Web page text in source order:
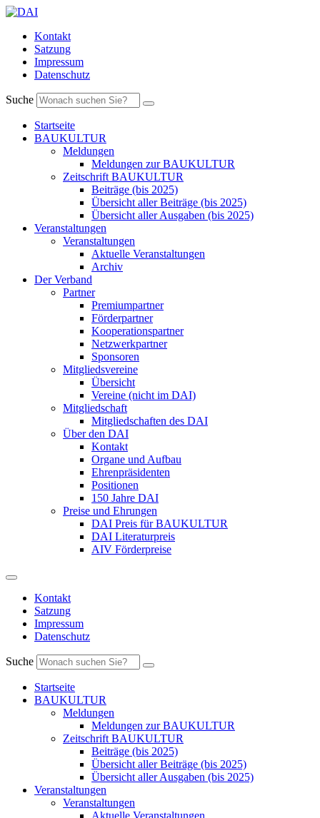
Kontakt
Satzung
Impressum
Datenschutz
Suche
Startseite
BAUKULTUR
Meldungen
Meldungen zur BAUKULTUR
Zeitschrift BAUKULTUR
Beiträge (bis 2025)
Übersicht aller Beiträge (bis 2025)
Übersicht aller Ausgaben (bis 2025)
Veranstaltungen
Veranstaltungen
Aktuelle Veranstaltungen
Archiv
Der Verband
Partner
Premiumpartner
Förderpartner
Kooperationspartner
Netzwerkpartner
Sponsoren
Mitgliedsvereine
Übersicht
Vereine (nicht im DAI)
Mitgliedschaft
Mitgliedschaften des DAI
Über den DAI
Kontakt
Organe und Aufbau
Ehrenpräsidenten
Positionen
150 Jahre DAI
Preise und Ehrungen
DAI Preis für BAUKULTUR
DAI Literaturpreis
AIV Förderpreise
Kontakt
Satzung
Impressum
Datenschutz
Suche
Startseite
BAUKULTUR
Meldungen
Meldungen zur BAUKULTUR
Zeitschrift BAUKULTUR
Beiträge (bis 2025)
Übersicht aller Beiträge (bis 2025)
Übersicht aller Ausgaben (bis 2025)
Veranstaltungen
Veranstaltungen
Aktuelle Veranstaltungen